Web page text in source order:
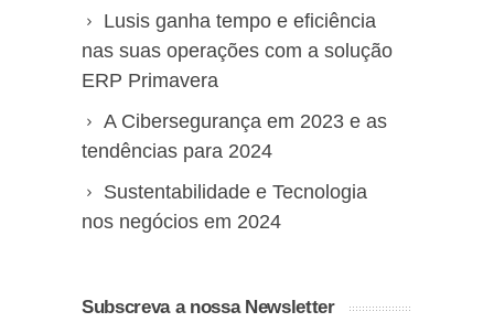
Lusis ganha tempo e eficiência
nas suas operações com a solução
ERP Primavera
A Cibersegurança em 2023 e as
tendências para 2024
Sustentabilidade e Tecnologia
nos negócios em 2024
Subscreva a nossa Newsletter